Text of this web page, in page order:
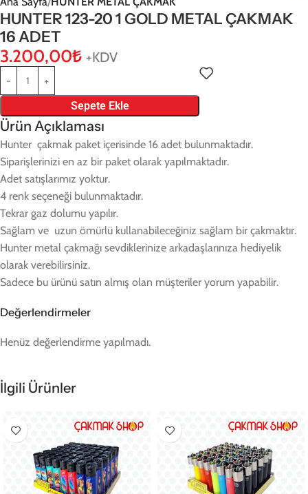
HUNTER 123-20 1 GOLD METAL ÇAKMAK
16 ADET
3.200,00₺ +KDV
Sepete Ekle
Ürün Açıklaması
Hunter çakmak paket içerisinde 16 adet bulunmaktadır.
Siparişlerinizi en az bir paket olarak yapılmaktadır.
Adet satışlarımız yoktur.
4 renk seçeneği bulunmaktadır.
Tekrar gaz dolumu yapılır.
Sağlam ve uzun ömürlü kullanabileceğiniz sağlam bir çakmaktır.
Hunter metal çakmağı sevdiklerinize arkadaşlarınıza hediyelik
olarak verebilirsiniz.
Değerlendirmeler
Henüz değerlendirme yapılmadı.
Sadece bu ürünü satın almış olan müşteriler yorum yapabilir.
İlgili Ürünler